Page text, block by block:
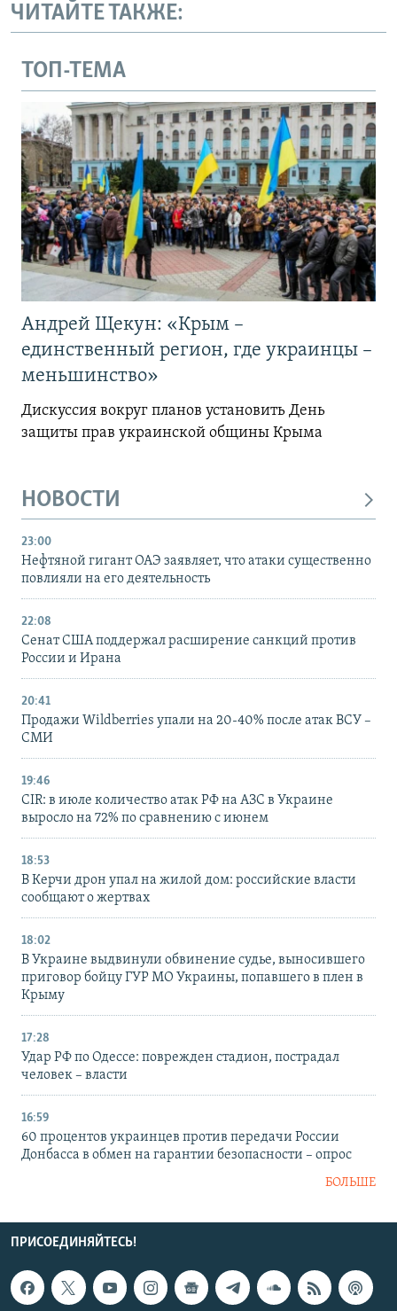
ЧИТАЙТЕ ТАКЖЕ:
ТОП-ТЕМА
Андрей Щекун: «Крым –
единственный регион, где украинцы –
меньшинство»
Дискуссия вокруг планов установить День
защиты прав украинской общины Крыма
НОВОСТИ
23:00
Нефтяной гигант ОАЭ заявляет, что атаки существенно
повлияли на его деятельность
22:08
Сенат США поддержал расширение санкций против
России и Ирана
20:41
Продажи Wildberries упали на 20-40% после атак ВСУ –
СМИ
19:46
CIR: в июле количество атак РФ на АЗС в Украине
выросло на 72% по сравнению с июнем
18:53
В Керчи дрон упал на жилой дом: российские власти
сообщают о жертвах
18:02
В Украине выдвинули обвинение судье, выносившего
приговор бойцу ГУР МО Украины, попавшего в плен в
Крыму
17:28
Удар РФ по Одессе: поврежден стадион, пострадал
человек – власти
16:59
60 процентов украинцев против передачи России
Донбасса в обмен на гарантии безопасности – опрос
БОЛЬШЕ
ПРИСОЕДИНЯЙТЕСЬ!